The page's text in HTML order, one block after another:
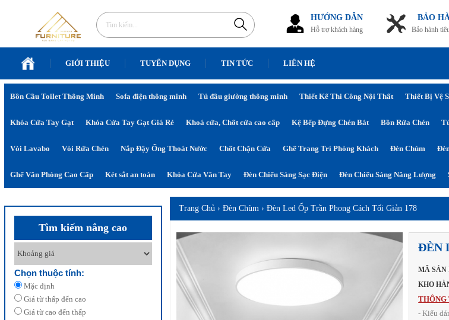
HƯỚNG DẪN
Hỗ trợ khách hàng
BẢO
Bảo hành
GIỚI THIỆU TUYỂN DỤNG TIN TỨC LIÊN HỆ
Bồn Cầu Toilet Thông Minh Sofa điện thông minh Tủ đầu giường thông minh Thiết Kế Thi Công Nội Thất Thiết Bị Vệ
Khóa Cửa Tay Gạt Khóa Cửa Tay Gạt Giá Rẻ Khoá cửa, Chốt cửa cao cấp Kệ Bếp Đựng Chén Bát Bồn Rửa Chén
Vòi Lavabo Vòi Rửa Chén Nắp Đậy Ống Thoát Nước Chốt Chặn Cửa Ghế Trang Trí Phòng Khách Đèn Chùm
Ghế Văn Phòng Cao Cấp Két sắt an toàn Khóa Cửa Vân Tay Đèn Chiếu Sáng Sạc Điện Đèn Chiếu Sáng Năng Lượng
Tìm kiếm nâng cao
Chọn thuộc tính:
Mặc định
Giá từ thấp đến cao
Giá từ cao đến thấp
Trang Chủ ›Đèn Chùm ›Đèn Led Ốp Trần Phong Cách Tối Giản 178
ĐÈN
MÃ SẢN
KHO
THÔNG
- Kiểu